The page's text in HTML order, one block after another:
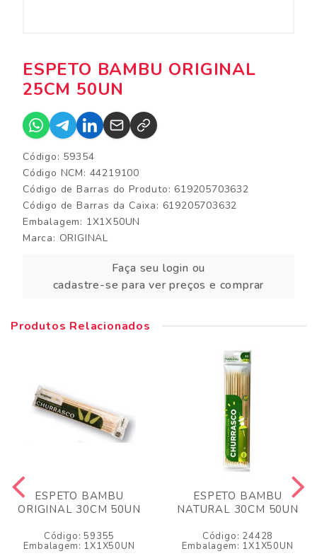
ESPETO BAMBU ORIGINAL
25CM 50UN
Código: 59354
Código NCM: 44219100
Código de Barras do Produto: 619205703632
Código de Barras da Caixa: 619205703632
Embalagem: 1X1X50UN
Marca: ORIGINAL
Faça seu login ou
cadastre-se para ver preços e comprar
Produtos Relacionados
ESPETO BAMBU
ORIGINAL 30CM 50UN
Código: 59355
Embalagem: 1X1X50UN
ESPETO BAMBU
NATURAL 30CM 50UN
Código: 24428
Embalagem: 1X1X50UN